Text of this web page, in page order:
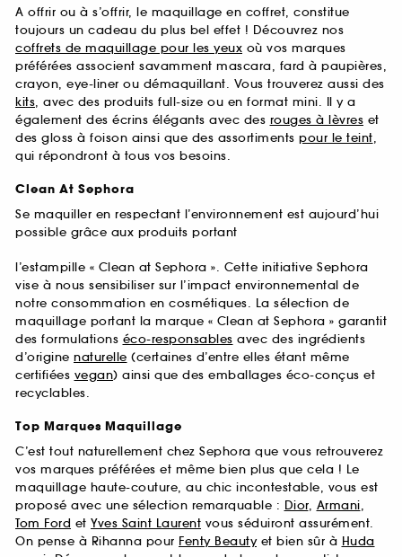
A offrir ou à s’offrir, le maquillage en coffret, constitue
toujours un cadeau du plus bel effet ! Découvrez nos
coffrets de maquillage pour les yeux où vos marques
préférées associent savamment mascara, fard à paupières,
crayon, eye-liner ou démaquillant. Vous trouverez aussi des
kits, avec des produits full-size ou en format mini. Il y a
également des écrins élégants avec des rouges à lèvres et
des gloss à foison ainsi que des assortiments pour le teint,
qui répondront à tous vos besoins.
Clean At Sephora
Se maquiller en respectant l’environnement est aujourd’hui
possible grâce aux produits portant
l’estampille « Clean at Sephora ». Cette initiative Sephora
vise à nous sensibiliser sur l’impact environnemental de
notre consommation en cosmétiques. La sélection de
maquillage portant la marque « Clean at Sephora » garantit
des formulations éco-responsables avec des ingrédients
d’origine naturelle (certaines d’entre elles étant même
certifiées vegan) ainsi que des emballages éco-conçus et
recyclables.
Top Marques Maquillage
C’est tout naturellement chez Sephora que vous retrouverez
vos marques préférées et même bien plus que cela ! Le
maquillage haute-couture, au chic incontestable, vous est
proposé avec une sélection remarquable : Dior, Armani,
Tom Ford et Yves Saint Laurent vous séduiront assurément.
On pense à Rihanna pour Fenty Beautyet bien sûr à Huda